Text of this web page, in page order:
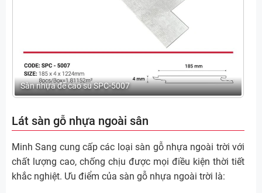
Sàn nhựa đế cao su SPC-5007
Lát sàn gỗ nhựa ngoài sân
Minh Sang cung cấp các loại sàn gỗ nhựa ngoài trời với
chất lượng cao, chống chịu được mọi điều kiện thời tiết
khắc nghiệt. Ưu điểm của sàn gỗ nhựa ngoài trời là: